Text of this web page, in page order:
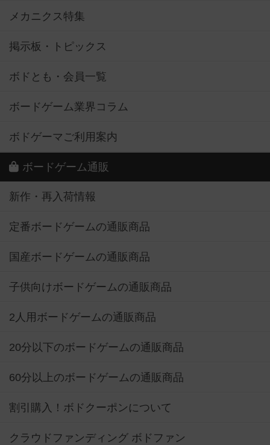
メカニクス特集
掲示板・トピックス
ボドとも・会員一覧
ボードゲーム業界コラム
ボドゲーマご利用案内
ボードゲーム通販
新作・再入荷情報
定番ボードゲームの通販商品
国産ボードゲームの通販商品
子供向けボードゲームの通販商品
2人用ボードゲームの通販商品
20分以下のボードゲームの通販商品
60分以上のボードゲームの通販商品
割引購入！ボドクーポンについて
クラウドファンディング ボドファン